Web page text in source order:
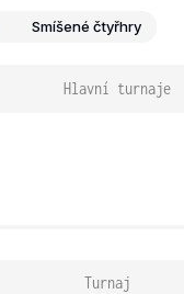
Smíšené čtyřhry
Hlavní turnaje
Turnaj